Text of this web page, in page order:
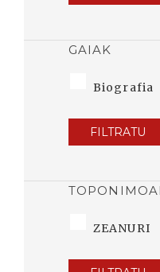
GAIAK
Biografia
FILTRATU
ZEANURI